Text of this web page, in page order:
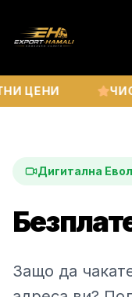
ЦЕНИ
Дигитална
Защо да